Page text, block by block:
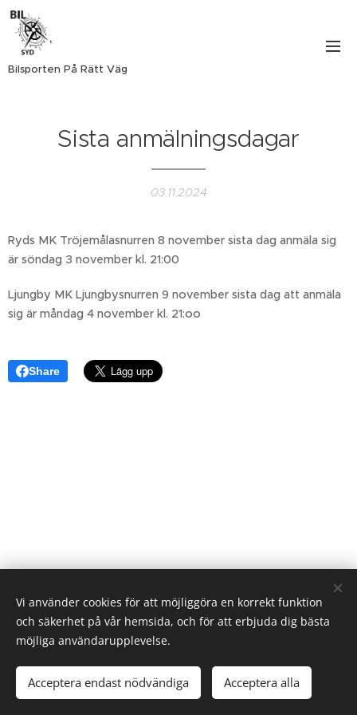
Bilsporten På Rätt Väg
Sista anmälningsdagar
03.11.2024
Ryds MK Tröjemålasnurren 8 november sista dag anmäla sig
är söndag 3 november kl. 21:00
Ljungby MK Ljungbysnurren 9 november sista dag att anmäla
sig är måndag 4 november kl. 21:oo
Share
Webnode
Vi använder cookies för att möjliggöra en korrekt funktion
och säkerhet på vår hemsida, och för att erbjuda dig bästa
möjliga användarupplevelse.
Acceptera endast nödvändiga Acceptera alla